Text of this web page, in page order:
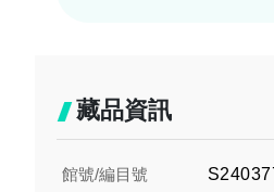
藏品資訊
館號/編目號